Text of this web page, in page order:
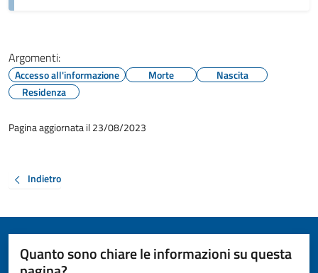
Argomenti:
Accesso all'informazione Morte
Nascita
Residenza
Pagina aggiornata il 23/08/2023
Indietro
Quanto sono chiare le informazioni su questa